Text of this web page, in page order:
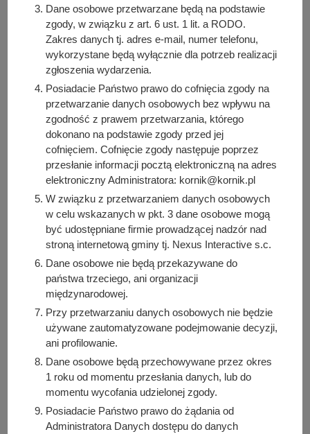
Miejsce:Środowiskowy Dom Samopomocy „Gościnni” w
Kórniku
Zakres tematyczny informacji i indywidualnych porad:
uprawnienia do emerytury,
uprawnienia do renty z tytułu niezdolności do pracy,
uprawnienia do renty socjalnej,
uprawnienia do renty rodzinnej,
uprawnienia do renty wdowiej,
uprawnienia do świadczenia wspierającego,
dodatki do świadczeń emerytalno-rentowych,
założenie profilu na platformie PUE/eZUS,
informacje na temat bezgotówkowej formie pobierania
świadczeń z ZUS.
Autor wpisu
Bartosz Przybylski
Podziel się z innymi:
E-mail
Dane osobowe przetwarzane będą na podstawie
zgody, w związku z art. 6 ust. 1 lit. a RODO.
Zakres danych tj. adres e-mail, numer telefonu,
wykorzystane będą wyłącznie dla potrzeb realizacji
zgłoszenia wydarzenia.
Posiadacie Państwo prawo do cofnięcia zgody na
przetwarzanie danych osobowych bez wpływu na
zgodność z prawem przetwarzania, którego
dokonano na podstawie zgody przed jej
cofnięciem. Cofnięcie zgody następuje poprzez
przesłanie informacji pocztą elektroniczną na adres
elektroniczny Administratora: kornik@kornik.pl
W związku z przetwarzaniem danych osobowych
w celu wskazanych w pkt. 3 dane osobowe mogą
być udostępniane firmie prowadzącej nadzór nad
stroną internetową gminy tj. Nexus Interactive s.c.
Dane osobowe nie będą przekazywane do
państwa trzeciego, ani organizacji
międzynarodowej.
Przy przetwarzaniu danych osobowych nie będzie
używane zautomatyzowane podejmowanie decyzji,
ani profilowanie.
Dane osobowe będą przechowywane przez okres
1 roku od momentu przesłania danych, lub do
momentu wycofania udzielonej zgody.
Posiadacie Państwo prawo do żądania od
Administratora Danych dostępu do danych